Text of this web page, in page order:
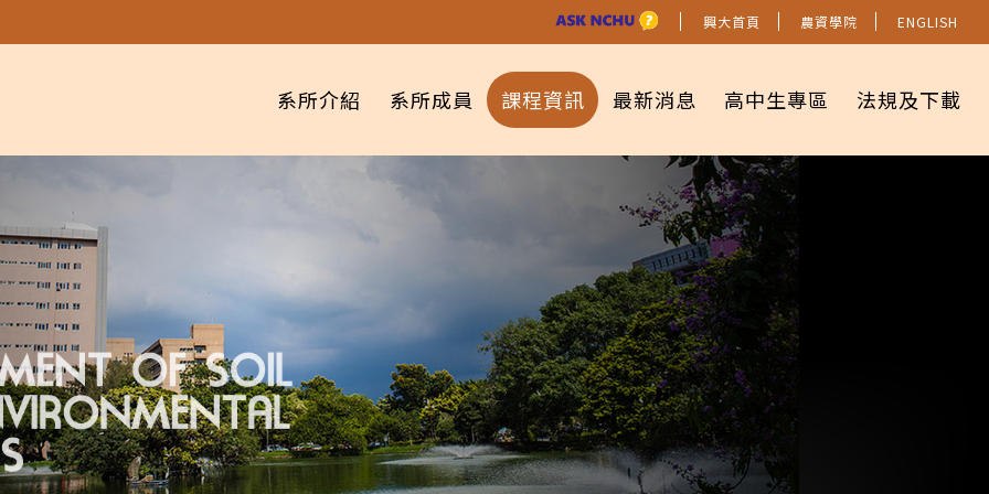
興大首頁 農資學院 ENGLISH
系所介紹 系所成員 課程資訊 最新消息 高中生專區 法規及下載